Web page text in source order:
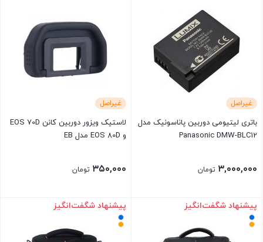
غیراصل
باتری لیتیومی دوربین پاناسونیک مدل
Panasonic DMW-BLC12
۳,۰۰۰,۰۰۰ تومان
بستن
غیراصل
لاستیک ویزور دوربین کانن EOS 70D
و EOS 80D مدل EB
۳۵۰,۰۰۰ تومان
بستن پیشنهاد شگفت‌انگیز پیشنهاد شگفت‌انگیز